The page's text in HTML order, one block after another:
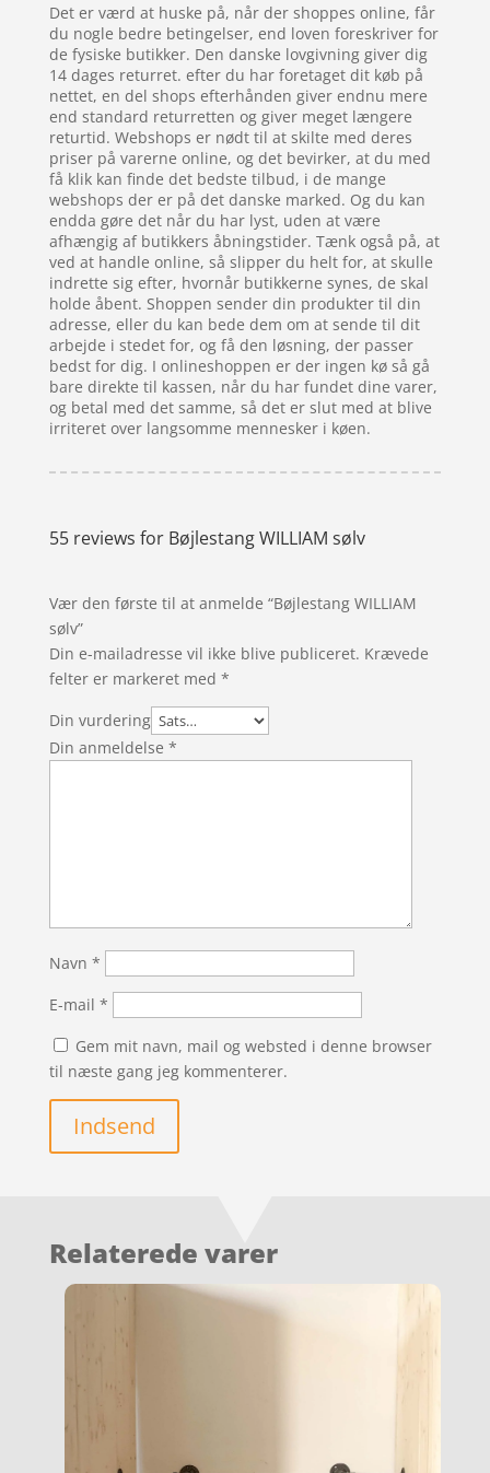
Det er værd at huske på, når der shoppes online, får
du nogle bedre betingelser, end loven foreskriver for
de fysiske butikker. Den danske lovgivning giver dig
14 dages returret. efter du har foretaget dit køb på
nettet, en del shops efterhånden giver endnu mere
end standard returretten og giver meget længere
returtid. Webshops er nødt til at skilte med deres
priser på varerne online, og det bevirker, at du med
få klik kan finde det bedste tilbud, i de mange
webshops der er på det danske marked. Og du kan
endda gøre det når du har lyst, uden at være
afhængig af butikkers åbningstider. Tænk også på, at
ved at handle online, så slipper du helt for, at skulle
indrette sig efter, hvornår butikkerne synes, de skal
holde åbent. Shoppen sender din produkter til din
adresse, eller du kan bede dem om at sende til dit
arbejde i stedet for, og få den løsning, der passer
bedst for dig. I onlineshoppen er der ingen kø så gå
bare direkte til kassen, når du har fundet dine varer,
og betal med det samme, så det er slut med at blive
irriteret over langsomme mennesker i køen.
55 reviews for Bøjlestang WILLIAM sølv
Vær den første til at anmelde “Bøjlestang WILLIAM
sølv”
Din e-mailadresse vil ikke blive publiceret. Krævede
felter er markeret med *
Din vurdering
Din anmeldelse *
Navn *
E-mail *
Gem mit navn, mail og websted i denne browser
til næste gang jeg kommenterer.
Indsend
Relaterede varer